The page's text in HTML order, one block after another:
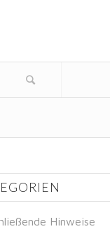
Hinweise